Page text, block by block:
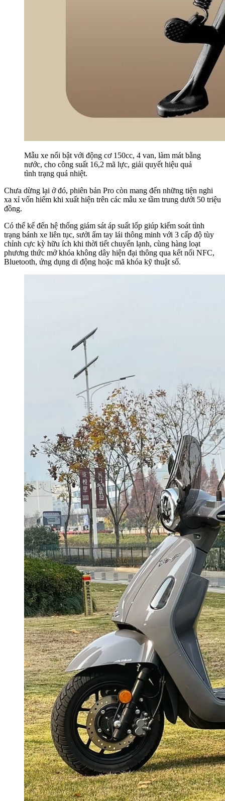
Mẫu xe nổi bật với động cơ 150cc, 4 van, làm mát bằng
nước, cho công suất 16,2 mã lực, giải quyết hiệu quả
tình trạng quá nhiệt.
Chưa dừng lại ở đó, phiên bản Pro còn mang đến những tiện nghi
xa xỉ vốn hiếm khi xuất hiện trên các mẫu xe tầm trung dưới 50 triệu
đồng.
Có thể kể đến hệ thống giám sát áp suất lốp giúp kiểm soát tình
trạng bánh xe liên tục, sưởi ấm tay lái thông minh với 3 cấp độ tùy
chỉnh cực kỳ hữu ích khi thời tiết chuyển lạnh, cùng hàng loạt
phương thức mở khóa không dây hiện đại thông qua kết nối NFC,
Bluetooth, ứng dụng di động hoặc mã khóa kỹ thuật số.